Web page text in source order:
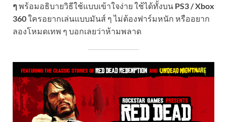
ๆ พร้อมอธิบายวิธีใช้แบบเข้าใจง่าย ใช้ได้ทั้งบน PS3 / Xbox
360ใครอยากเล่นแบบมันส์ ๆ ไม่ต้องฟาร์มหนัก หรืออยาก
ลองโหมดเทพ ๆ บอกเลยว่าห้ามพลาด